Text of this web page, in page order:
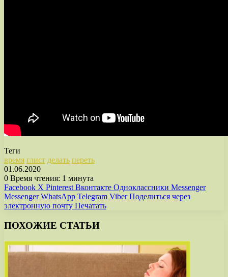
Теги
время глист делать переть
01.06.2020
0 Время чтения: 1 минута
Facebook X Pinterest Вконтакте Одноклассники Messenger
Messenger WhatsApp Telegram Viber Поделиться через
электронную почту Печатать
ПОХОЖИЕ СТАТЬИ